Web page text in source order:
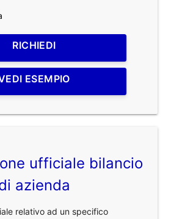
RICHIEDI
ESEMPIO
ufficiale bilancio
azienda
relativo ad un specifico